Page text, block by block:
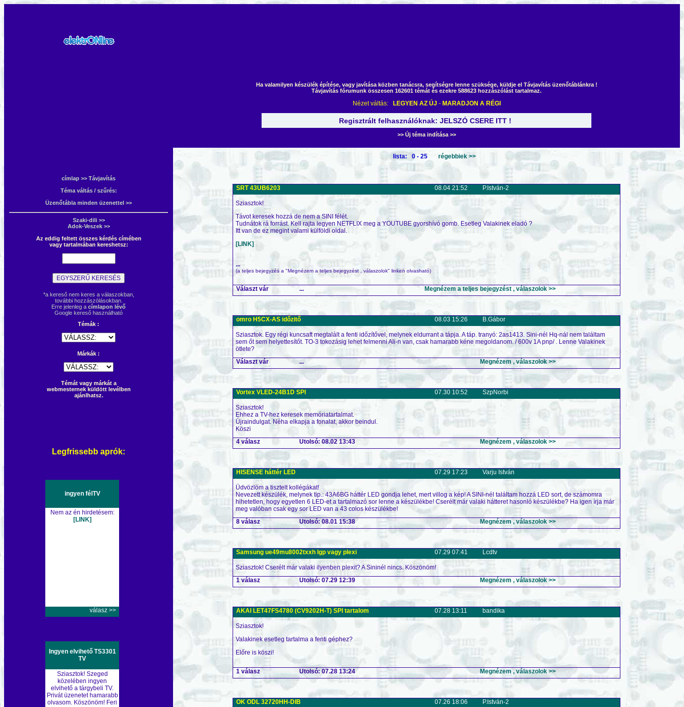
Ha valamilyen készülék építése, vagy javítása közben tanácsra, segítségre lenne szüksége, küldje el Távjavítás üzenőtáblánkra !
Távjavítás fórumunk összesen 162601 témát és ezekre 588623 hozzászólást tartalmaz.
Nézet váltás: LEGYEN AZ ÚJ - MARADJON A RÉGI
Regisztrált felhasználóknak: JELSZÓ CSERE ITT !
Programozás, weblap építés, webtárhely, domén regisztráció
>> Új téma indítása >>
lista: 0 - 25 régebbiek >>
címlap >> Távjavítás
Téma váltás / szűrés:
Üzenőtábla minden üzenettel >>
Szaki-dili >>
Adok-Veszek >>
Az eddig feltett összes kérdés címében
vagy tartalmában kereshetsz:
*a kereső nem keres a válaszokban,
további hozzászólásokban.
Erre jelenleg a címlapon lévő
Google kereső használható
Témák :
Márkák :
Témát vagy márkát a
webmesternek küldött levélben
ajánlhatsz.
Legfrissebb aprók:
ingyen félTV
Nem az én hirdetésem:
[LINK]
válasz >>
Ingyen elvihető TS3301
TV
Sziasztok! Szeged
közelében ingyen
elvihető a tárgybeli TV.
Privát üzenetet hamarabb
olvasom. Köszönöm! Feri
SRT 43UB6203 08.04 21:52 P.István-2
Sziasztok!
Távot keresek hozzá de nem a SINI félét.
Tudnátok rá forrást. Kell rajta legyen NETFLIX meg a YOUTUBE gyorshívó gomb. Esetleg Valakinek eladó ?
Itt van de ez megint valami külföldi oldal.
[LINK]
...
(a teljes bejegyzés a "Megnézem a teljes bejegyzést , válaszolok" linken olvasható)
Választ vár ... Megnézem a teljes bejegyzést , válaszolok >>
omro H5CX-AS időzitő 08.03 15:26 B.Gábor
Sziasztok. Egy régi kuncsaft megtalált a fenti időzítővel, melynek eldurrant a tápja. A táp. tranyó: 2as1413. Sini-nél Hq-nál nem találtam
sem őt sem helyettesítőt. TO-3 tokozásig lehet felmenni Ali-n van, csak hamarabb kéne megoldanom. / 600v 1A pnp/ . Lenne Valakinek
ötlete?
Választ vár
... Megnézem , válaszolok >>
Vortex VLED-24B1D SPI 07.30 10:52 SzpNorbi
Sziasztok!
Ehhez a TV-hez keresek memóriatartalmat.
Újraindulgat. Néha elkapja a fonalat, akkor beindul.
Köszi
4 válasz
Utolsó: 08.02 13:43 Megnézem , válaszolok >>
HISENSE háttér LED 07.29 17:23 Varju István
Üdvözlöm a tisztelt kollégákat!
Nevezett készülék, melynek tip.: 43A6BG háttér LED gondja lehet, mert villog a kép! A SINI-nél találtam hozzá LED sort, de számomra
hihetetlen, hogy egyetlen 6 LED-et a tartalmazó sor lenne a készülékbe! Cserélt már valaki hátteret hasonló készülékbe? Ha igen írja már
meg valóban csak egy sor LED van a 43 colos készülékbe!
8 válasz
Utolsó: 08.01 15:38 Megnézem , válaszolok >>
Samsung ue49mu8002txxh lgp vagy plexi 07.29 07:41 Lcdtv
Sziasztok! Cserélt már valaki ilyenben plexit? A Sininél nincs. Köszönöm!
1 válasz
Utolsó: 07.29 12:39 Megnézem , válaszolok >>
AKAI LET47FS4780 (CV9202H-T) SPI tartalom 07.28 13:11 bandika
Sziasztok!
Valakinek esetleg tartalma a fenti géphez?
Előre is köszi!
1 válasz Utolsó: 07.28 13:24 Megnézem , válaszolok >>
OK ODL 32720HH-DIB 07.26 18:06 P.István-2